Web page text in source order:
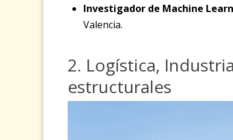
Investigador de Machine
Valencia.
2. Logística,
estructurales